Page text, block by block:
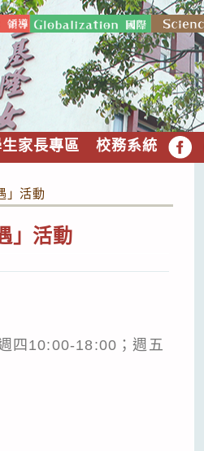
生家長專區 校務系統 FB
」活動
」活動
四10:00-18:00；週五